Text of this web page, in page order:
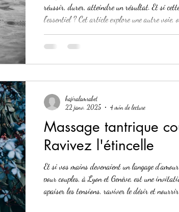
réussir, durer, atteindre un résultat. Et si
l'essentiel ? Cet article explore une autre
profonde et sans attente.
Massage tantrique
Ravivez l'étincelle
Et si vos mains devenaient un langage
pour couples, à Lyon et Genève, est une
apaiser les tensions, raviver le désir et nourrir
hajiralamrabet
22 janv. 2025
4 min de lecture